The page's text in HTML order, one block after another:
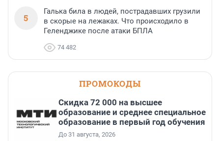
5
Галька била в людей, пострадавших грузили
в скорые на лежаках. Что происходило в
Геленджике после атаки БПЛА
74 482
ПРОМОКОДЫ
Скидка 72 000 на высшее
образование и среднее специальное
образование в первый год обучения
До 31 августа, 2026